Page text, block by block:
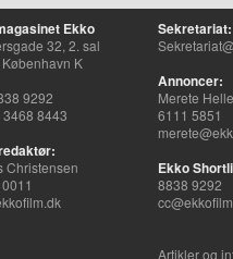
Ekko
32, 2. sal
K
9292
3468 8443
Christensen
Sekretariat:
Annoncer:
Merete
6111 5851
Ekko
8838 9292
Artikler og